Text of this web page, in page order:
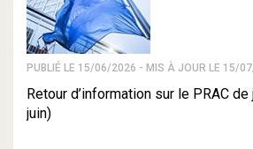
PUBLIÉ LE 15/06/2026 - MIS À JOUR LE 15/
Retour d’information sur le PRAC
juin)